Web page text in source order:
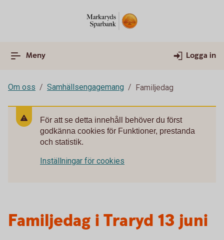
Meny Logga in
Om oss Samhällsengagemang Familjedag
För att se detta innehåll behöver du först
godkänna cookies för Funktioner, prestanda
och statistik.
Inställningar för cookies
Familjedag i Traryd 13 juni